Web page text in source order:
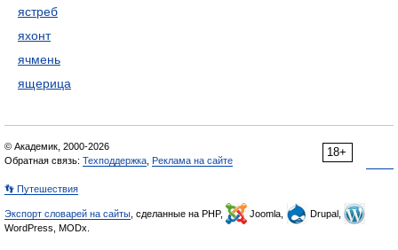
ястреб
яхонт
ячмень
ящерица
18+
© Академик, 2000-2026
Обратная связь: Техподдержка Реклама на сайте
👣 Путешествия
Экспорт словарей на сайты , сделанные на PHP, Joomla,
Drupal,
WordPress, MODx.